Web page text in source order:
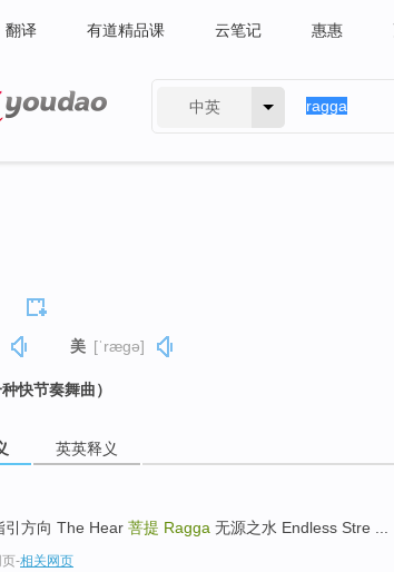
翻译 有道精品课 云笔记 惠惠
中英
美 [ˈræɡə]
快节奏舞曲）
英英释义
引方向 The Hear 菩提 Ragga 无源之水 Endless Stre ...
页-相关网页